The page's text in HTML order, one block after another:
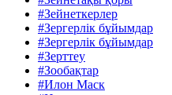
#Зейнеткерлер
#Зергерлік бұйымдар
#Зергерлік бұйымдар
#Зерттеу
#Зообақтар
#Илон Маск